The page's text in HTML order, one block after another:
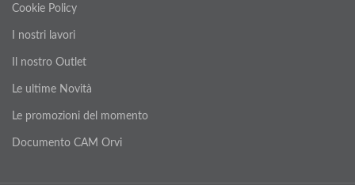
Cookie Policy
I nostri lavori
Il nostro Outlet
Le ultime Novità
Le promozioni del momento
Documento CAM Orvi